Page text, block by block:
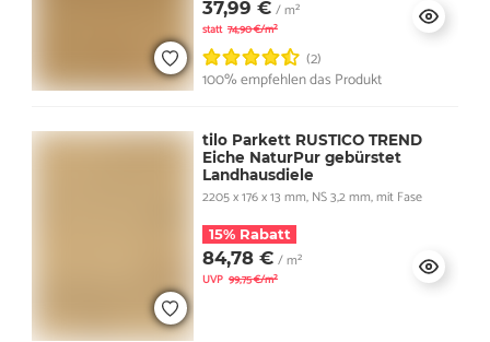
37,99 € / m²
statt 74,90 €/m²
(2)
100% empfehlen das Produkt
tilo Parkett RUSTICO TREND
Eiche NaturPur gebürstet
Landhausdiele
2205 x 176 x 13 mm, NS 3,2 mm, mit Fase
15% Rabatt
84,78 € / m²
UVP 99,75 €/m²